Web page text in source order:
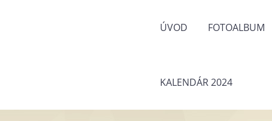
ÚVOD FOTOALBUM
KALENDÁR 2024